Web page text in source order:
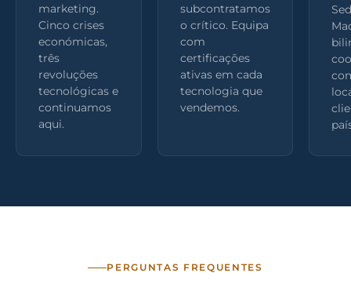
marketing.
Cinco crises
económicas,
três
revoluções
tecnológicas e
continuamos
aqui.
subcontratamos
o crítico. Equipa
com
certificações
ativas em cada
tecnologia que
vendemos.
PERGUNTAS FREQUENTES